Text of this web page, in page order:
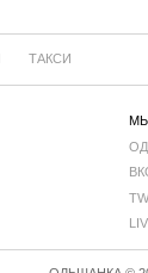
ТАКСИ